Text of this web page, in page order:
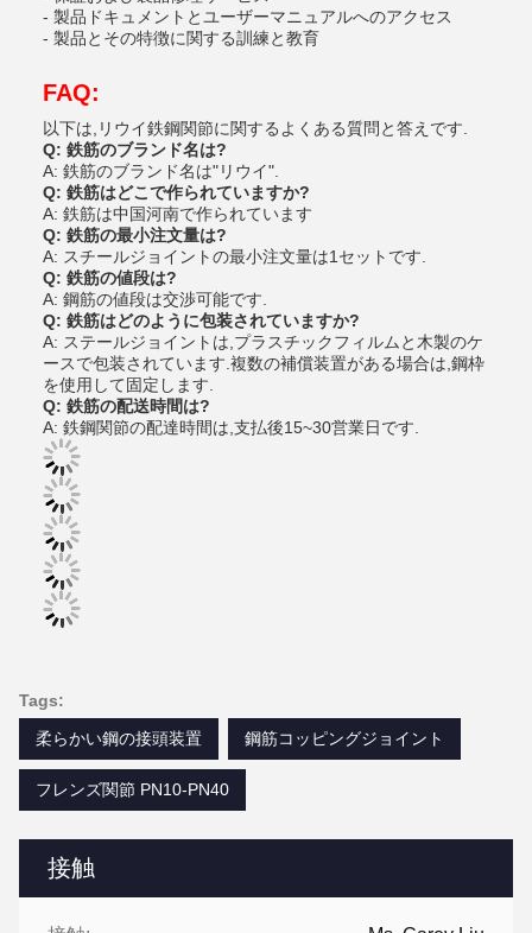
接触
- 製品ドキュメントとユーザーマニュアルへのアクセス
- 製品とその特徴に関する訓練と教育
FAQ:
以下は,リウイ鉄鋼関節に関するよくある質問と答えです.
Q: 鉄筋のブランド名は?
A: 鉄筋のブランド名は"リウイ".
Q: 鉄筋はどこで作られていますか?
A: 鉄筋は中国河南で作られています
Q: 鉄筋の最小注文量は?
A: スチールジョイントの最小注文量は1セットです.
Q: 鉄筋の値段は?
A: 鋼筋の値段は交渉可能です.
Q: 鉄筋はどのように包装されていますか?
A: ステールジョイントは,プラスチックフィルムと木製のケ
ースで包装されています.複数の補償装置がある場合は,鋼枠
を使用して固定します.
Q: 鉄筋の配送時間は?
A: 鉄鋼関節の配達時間は,支払後15~30営業日です.
Tags:
柔らかい鋼の接頭装置
鋼筋コッピングジョイント
フレンズ関節 PN10-PN40